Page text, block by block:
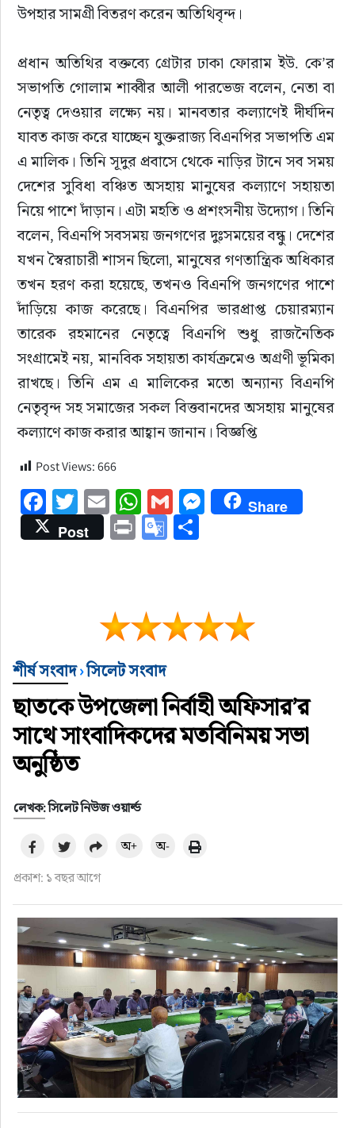
উপহার সামগ্রী বিতরণ করেন অতিথিবৃন্দ।
প্রধান অতিথির বক্তব্যে গ্রেটার ঢাকা ফোরাম ইউ. কে’র
সভাপতি গোলাম শাব্বীর আলী পারভেজ বলেন, নেতা বা
নেতৃত্ব দেওয়ার লক্ষ্যে নয়। মানবতার কল্যাণেই দীর্ঘদিন
যাবত কাজ করে যাচ্ছেন যুক্তরাজ্য বিএনপির সভাপতি এম
এ মালিক। তিনি সূদুর প্রবাসে থেকে নাড়ির টানে সব সময়
দেশের সুবিধা বঞ্চিত অসহায় মানুষের কল্যাণে সহায়তা
নিয়ে পাশে দাঁড়ান। এটা মহতি ও প্রশংসনীয় উদ্যোগ। তিনি
বলেন, বিএনপি সবসময় জনগণের দুঃসময়ের বন্ধু। দেশের
যখন স্বৈরাচারী শাসন ছিলো, মানুষের গণতান্ত্রিক অধিকার
তখন হরণ করা হয়েছে, তখনও বিএনপি জনগণের পাশে
দাঁড়িয়ে কাজ করেছে। বিএনপির ভারপ্রাপ্ত চেয়ারম্যান
তারেক রহমানের নেতৃত্বে বিএনপি শুধু রাজনৈতিক
সংগ্রামেই নয়, মানবিক সহায়তা কার্যক্রমেও অগ্রণী ভূমিকা
রাখছে। তিনি এম এ মালিকের মতো অন্যান্য বিএনপি
নেতৃবৃন্দ সহ সমাজের সকল বিত্তবানদের অসহায় মানুষের
কল্যাণে কাজ করার আহ্বান জানান। বিজ্ঞপ্তি
Post Views:666
Facebook
Twitter
EmailWhatsApp
GmailMessenger
Share
Post
PrintGoogle
Share
শীর্ষ সংবাদ›সিলেট সংবাদ
ছাতকে উপজেলা নির্বাহী অফিসার’র
সাথে সাংবাদিকদের মতবিনিময় সভা
অনুষ্ঠিত
লেখক: সিলেট নিউজ ওয়ার্ল্ড
প্রকাশ: ১ বছর আগে
অ+ অ-